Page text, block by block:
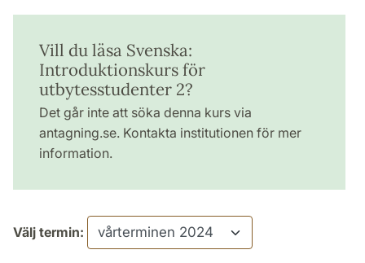
Vill du läsa Svenska:
Introduktionskurs för
utbytesstudenter 2?
Det går inte att söka denna kurs via
antagning.se. Kontakta institutionen för mer
information.
Välj termin: